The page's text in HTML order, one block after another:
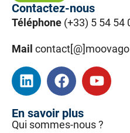
Contactez-nous
Téléphone (+33) 5 54 54
Mail
En savoir plus
Qui sommes-nous ?